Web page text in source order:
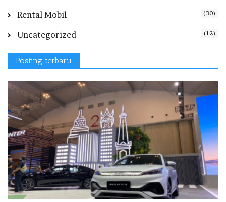
Rental Mobil (30)
Uncategorized (12)
Posting terbaru